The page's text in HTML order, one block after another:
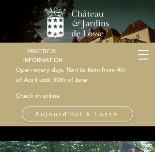
PRACTICAL
INFORMATION
Open every days 11am to 6pm from 4th
of April until 30th of June
Check in online
Aujourd'hui à Losse